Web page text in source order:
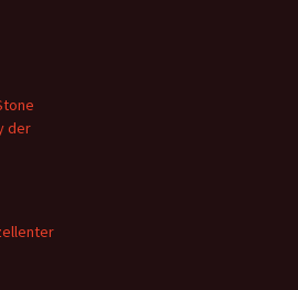
der